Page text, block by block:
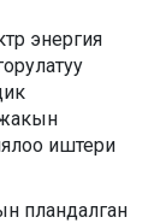
энергия
иштери
пландалган